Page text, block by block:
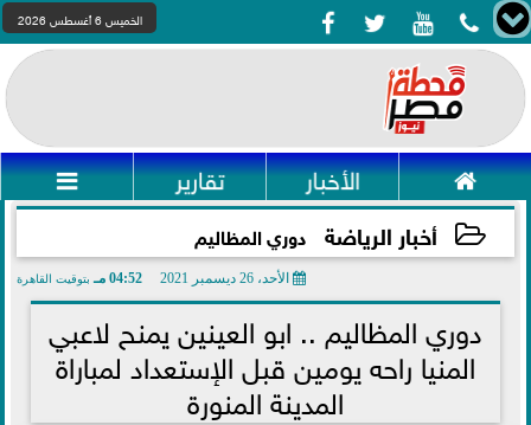
    الخميس 6 أغسطس 2026
 الأخبار تقارير 
أخبار الرياضة دوري المظاليم
الأحد، 26 ديسمبر 2021 04:52 مـ بتوقيت القاهرة
دوري المظاليم .. ابو العينين يمنح لاعبي
المنيا راحه يومين قبل الإستعداد لمباراة
المدينة المنورة